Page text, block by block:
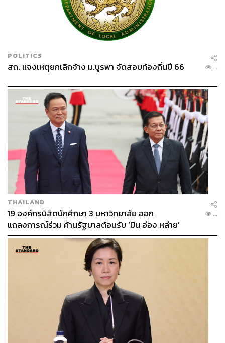
POLITICS
สถ. แจงเหตุยกเลิกจ้าง ม.บูรพา จัดสอบท้องถิ่นปี 66 ...
THAILAND
19 องค์กรนิสิตนักศึกษา 3 มหาวิทยาลัย ออก
แถลงการณ์ร่วม ค้านรัฐบาลต้อนรับ ‘มิน อ่อง หล่าย’
...